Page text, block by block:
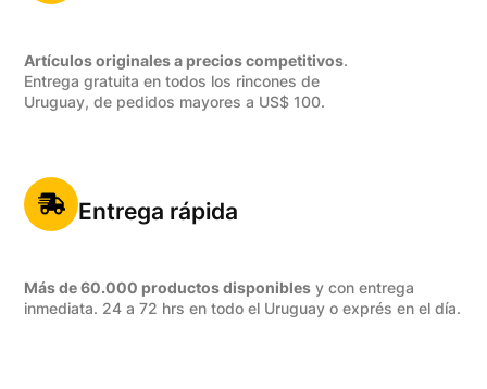
Artículos originales a precios competitivos.
Entrega gratuita en todos los rincones de
Uruguay, de pedidos mayores a US$ 100.
Entrega rápida
Más de 60.000 productos disponibles y con entrega
inmediata. 24 a 72 hrs en todo el Uruguay o exprés en el día.